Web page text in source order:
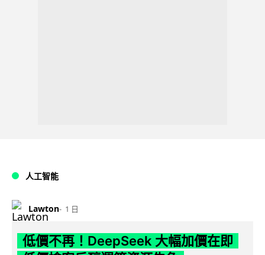
人工智能
Lawton 1 日
低價不再！DeepSeek 大幅加價在即